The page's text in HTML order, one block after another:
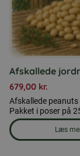
Afskallede
679,00 kr.
Afskallede
Pakket i poser på
Læs